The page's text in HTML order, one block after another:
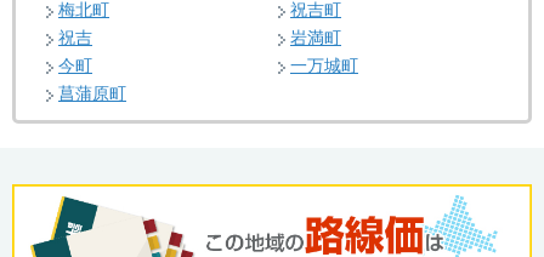
梅北町
祝吉町
祝吉
岩満町
今町
一万城町
菖蒲原町